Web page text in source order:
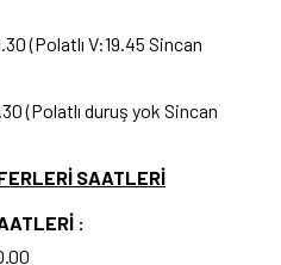
(Polatlı V:19.45 Sincan
(Polatlı duruş yok Sincan
SAATLERİ
: